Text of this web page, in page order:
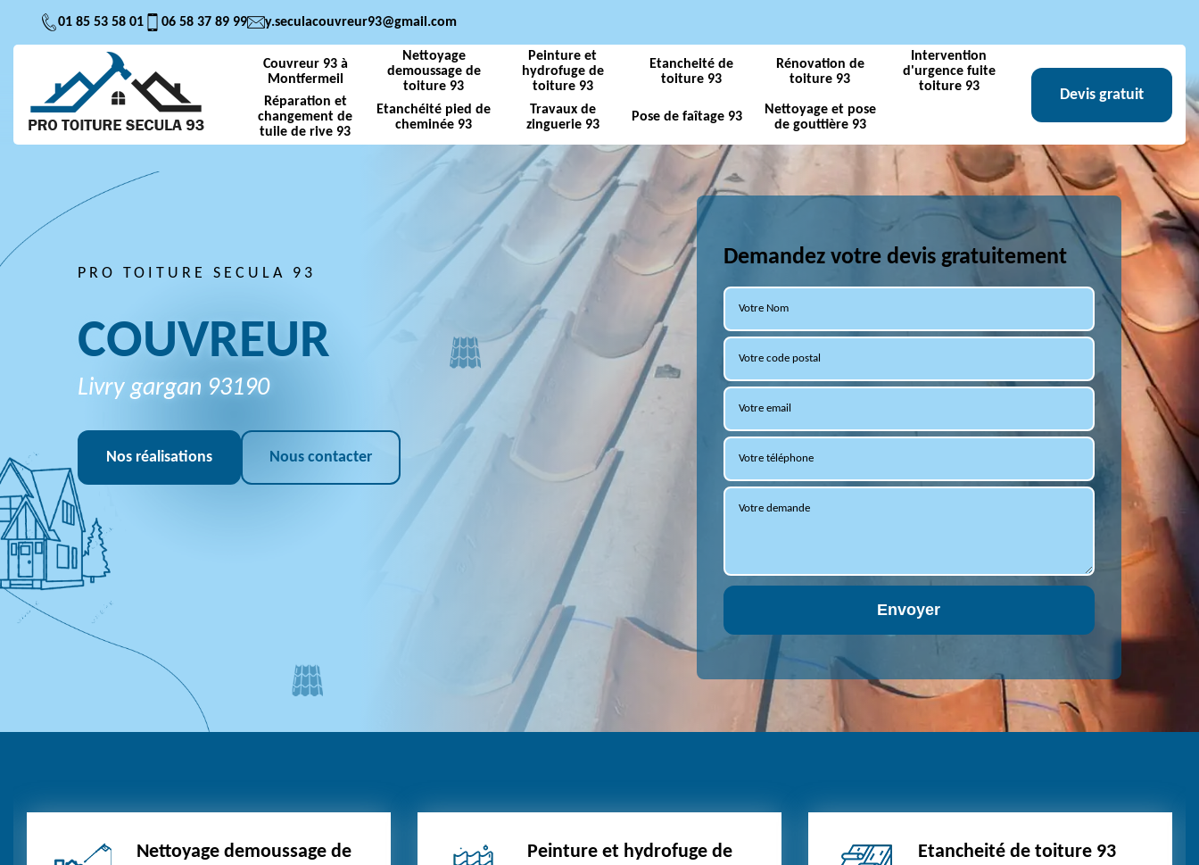
01 85 53 58 01 06 58 37 89 99 y.seculacouvreur93@gmail.com
Couvreur 93 à
Montfermeil
Nettoyage
demoussage de
toiture 93
Peinture et
hydrofuge de
toiture 93
Etancheité de
toiture 93
Rénovation de
toiture 93
Intervention
d'urgence fuite
toiture 93
Réparation et
changement de
tuile de rive 93
Etanchéité pied de
cheminée 93
Travaux de
zinguerie 93
Pose de faîtage 93
Nettoyage et pose
de gouttière 93
Devis gratuit
PRO TOITURE SECULA 93
Couvreur
Livry gargan 93190
Nos réalisations Nous contacter
Demandez votre devis gratuitement
Nettoyage demoussage de
Peinture et hydrofuge de
Etancheité de toiture 93